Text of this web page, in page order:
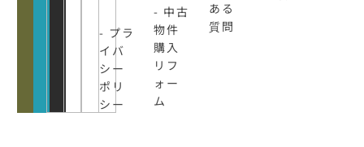
- プラ
イバ
シー
ポリ
シー
- 中古
物件
購入
リフ
ォー
ム
ある
質問